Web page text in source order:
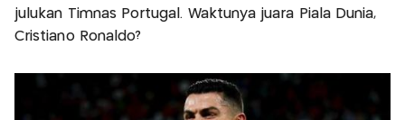
julukan Timnas Portugal. Waktunya juara Piala Dunia,
Cristiano Ronaldo?